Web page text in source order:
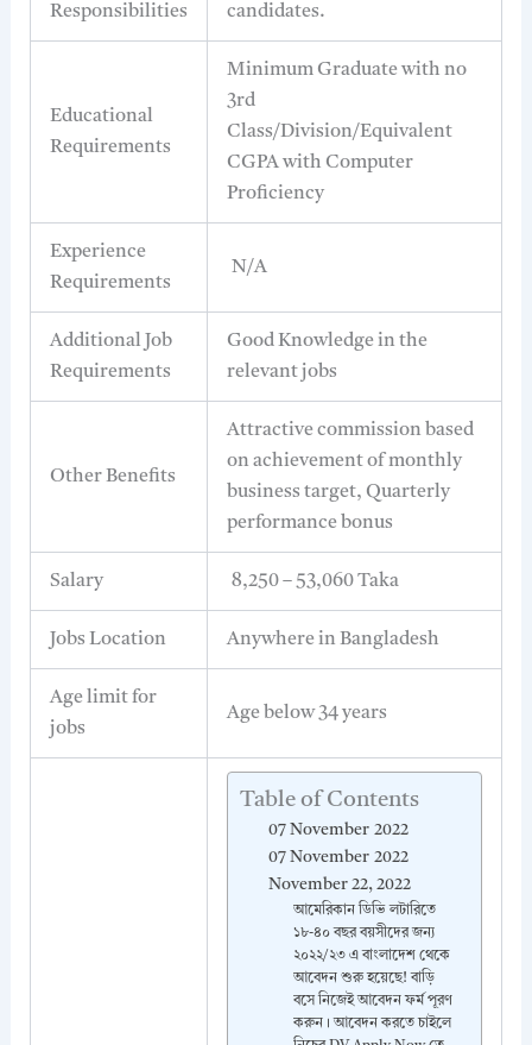
Responsibilities
candidates.
Educational
Requirements
Minimum Graduate with no
3rd
Class/Division/Equivalent
CGPA with Computer
Proficiency
Experience
Requirements
N/A
Additional Job
Requirements
Good Knowledge in the
relevant jobs
Other Benefits
Attractive commission based
on achievement of monthly
business target, Quarterly
performance bonus
Salary 8,250 – 53,060 Taka
Jobs Location Anywhere in Bangladesh
Age limit for
jobs
Age below 34 years
Table of Contents
07 November 2022
07 November 2022
November 22, 2022
আমেরিকান ডিভি লটারিতে
১৮-৪০ বছর বয়সীদের জন্য
২০২২/২৩ এ বাংলাদেশ থেকে
আবেদন শুরু হয়েছে! বাড়ি
বসে নিজেই আবেদন ফর্ম পূরণ
করুন। আবেদন করতে চাইলে